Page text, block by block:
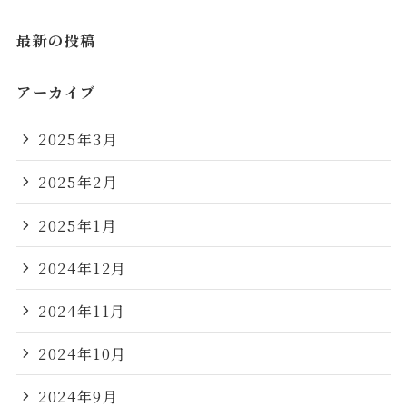
最新の投稿
アーカイブ
2025年3月
2025年2月
2025年1月
2024年12月
2024年11月
2024年10月
2024年9月